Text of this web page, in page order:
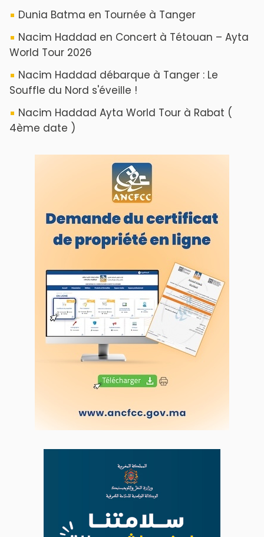
Dunia Batma en Tournée à Tanger
Nacim Haddad en Concert à Tétouan – Ayta
World Tour 2026
Nacim Haddad débarque à Tanger : Le
Souffle du Nord s'éveille !
Nacim Haddad Ayta World Tour à Rabat (
4ème date )